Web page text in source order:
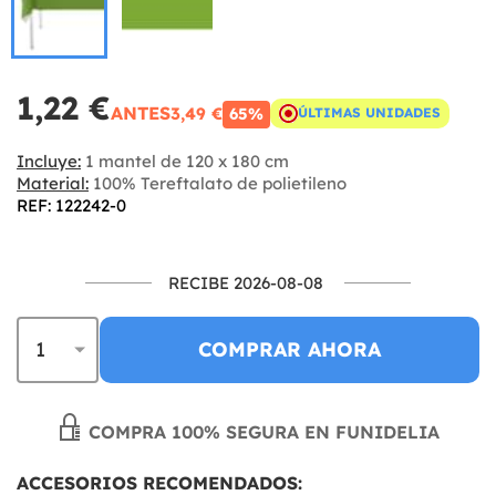
1,22 €ANTES3,49 € 65% ÚLTIMAS UNIDADES
Incluye: 1 mantel de 120 x 180 cm
Material: 100% Tereftalato de polietileno
REF: 122242-0
RECIBE 2026-08-08
COMPRAR AHORA
COMPRA 100% SEGURA EN FUNIDELIA
ACCESORIOS RECOMENDADOS: